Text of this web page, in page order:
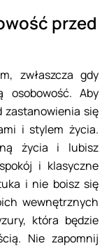
przed
zwłaszcza gdy
osobowość. Aby
zastanowienia się
i stylem życia.
życia i lubisz
i klasyczne
i nie boisz się
wewnętrznych
która będzie
Nie zapomnij